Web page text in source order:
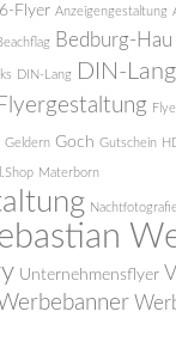
Flyer Anzeigengestaltung
Bedburg-Hau
DIN-Lang DIN-
Flyergestaltung
Geldern Goch Gutschein
Materborn
Nachtfotografie
Unternehmensflyer